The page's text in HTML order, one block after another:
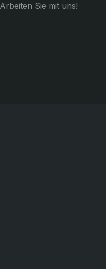
Arbeiten Sie mit uns!